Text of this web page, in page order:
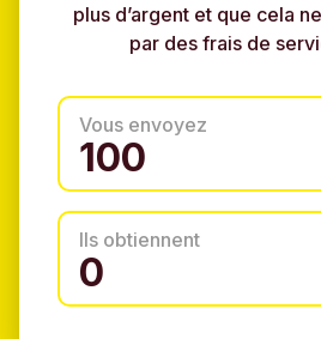
plus d’argent et que cela
par des frais de
Vous envoyez
Ils obtiennent